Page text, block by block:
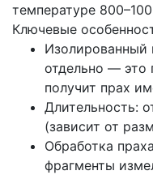
температуре
Ключевые
Изолированный
отдельно — это
получит прах
Длительность:
(зависит от
Обработка
фрагменты